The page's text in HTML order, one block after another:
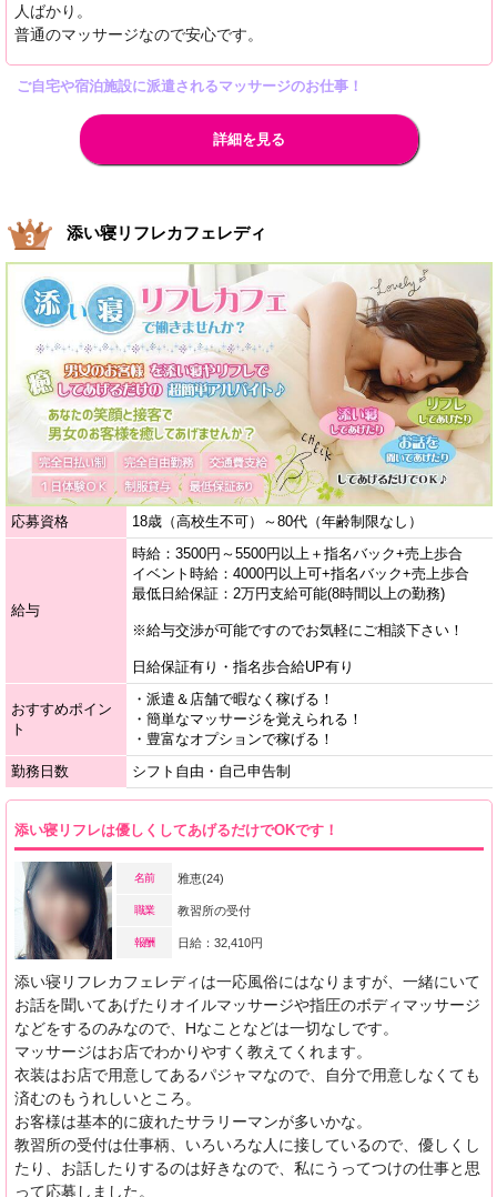
人ばかり。
普通のマッサージなので安心です。
ご自宅や宿泊施設に派遣されるマッサージのお仕事！
詳細を見る
添い寝リフレカフェレディ
応募資格 18歳（高校生不可）～80代（年齢制限なし）
給与
時給：3500円～5500円以上＋指名バック+売上歩合
イベント時給：4000円以上可+指名バック+売上歩合
最低日給保証：2万円支給可能(8時間以上の勤務)
※給与交渉が可能ですのでお気軽にご相談下さい！
日給保証有り・指名歩合給UP有り
おすすめポイン
ト
・派遣＆店舗で暇なく稼げる！
・簡単なマッサージを覚えられる！
・豊富なオプションで稼げる！
勤務日数
シフト自由・自己申告制
添い寝リフレは優しくしてあげるだけでOKです！
名前 雅恵(24)
職業 教習所の受付
報酬 日給：32,410円
添い寝リフレカフェレディは一応風俗にはなりますが、一緒にいて
お話を聞いてあげたりオイルマッサージや指圧のボディマッサージ
などをするのみなので、Hなことなどは一切なしです。
マッサージはお店でわかりやすく教えてくれます。
衣装はお店で用意してあるパジャマなので、自分で用意しなくても
済むのもうれしいところ。
お客様は基本的に疲れたサラリーマンが多いかな。
教習所の受付は仕事柄、いろいろな人に接しているので、優しくし
たり、お話したりするのは好きなので、私にうってつけの仕事と思
って応募しました。